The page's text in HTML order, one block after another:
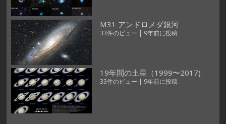
M31 アンドロメダ銀河
33件のビュー | 9年前に投稿
19年間の土星（1999〜2017)
33件のビュー | 9年前に投稿